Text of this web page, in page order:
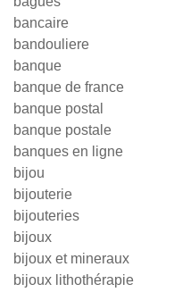
bancaire
bandouliere
banque
banque de france
banque postal
banque postale
banques en ligne
bijou
bijouterie
bijouteries
bijoux
bijoux et mineraux
bijoux lithothérapie